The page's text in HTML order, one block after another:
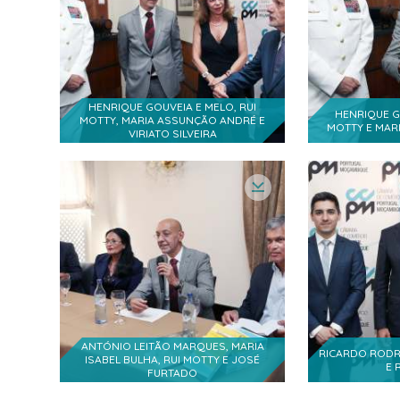
Manuel de Araújo- Município de Quelimane,
Alberto Soares- Senior Partner da TGS e
Isabel Campos
Filipa Pinto Basto - Conselho Geral CCPM
Mário Santos
Ana Maria Fernandes
HENRIQUE GOUVEIA E MELO, RUI
MOTTY, MARIA ASSUNÇÃO ANDRÉ E
VIRIATO SILVEIRA
HENRIQUE
MOTTY E
ANTÓNIO LEITÃO MARQUES, MARIA
ISABEL BULHA, RUI MOTTY E JOSÉ
FURTADO
RICARDO
E